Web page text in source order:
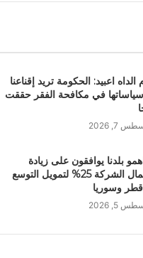
الداه اعبيد: الحكومة تريد إقناعنا
في مكافحة الفقر حققت
7, 2026
بلدنا يوافقون على زيادة
رأسمال الشركة 25% لتمويل التوسع
وسوريا
5, 2026